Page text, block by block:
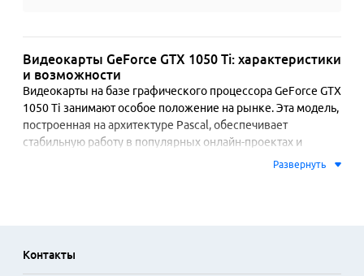
Видеокарты GeForce GTX 1050 Ti: характеристики
и возможности
Видеокарты на базе графического процессора GeForce GTX
1050 Ti занимают особое положение на рынке. Эта модель,
построенная на архитектуре Pascal, обеспечивает
стабильную работу в популярных онлайн-проектах и
многих однопользовательских играх при разрешении Full
необходимости в дополнительном питании через разъем
Развернуть
Контакты